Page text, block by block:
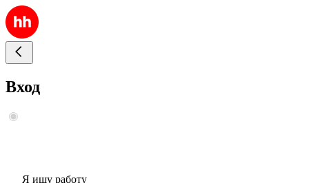
Вход
Я ищу работу